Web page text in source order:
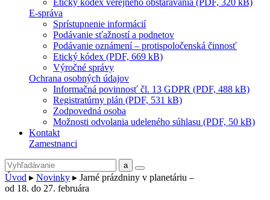
Etický kódex verejného obstarávania (PDF, 320 kB)
E-správa
Sprístupnenie informácií
Podávanie sťažností a podnetov
Podávanie oznámení – protispoločenská činnosť
Etický kódex (PDF, 669 kB)
Výročné správy
Ochrana osobných údajov
Informačná povinnosť čl. 13 GDPR (PDF, 488 kB)
Registratúrny plán (PDF, 531 kB)
Zodpovedná osoba
Možnosti odvolania udeleného súhlasu (PDF, 50 kB)
Kontakt
Zamestnanci
Úvod ▸ Novinky ▸ Jarné prázdniny v planetáriu –
od 18. do 27. februára